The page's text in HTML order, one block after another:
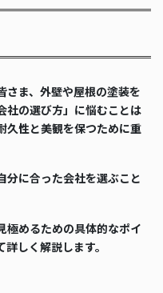
さま、外壁や屋根の塗装を
社の選び方」に悩むことは
久性と美観を保つために重
分に合った会社を選ぶこと
極めるための具体的なポイ
しく解説します。